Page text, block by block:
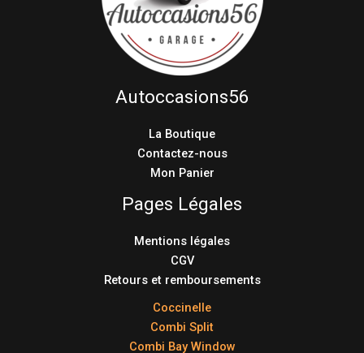
Autoccasions56
La Boutique
Contactez-nous
Mon Panier
Pages Légales
Mentions légales
CGV
Retours et remboursements
Coccinelle
Combi Split
Combi Bay Window